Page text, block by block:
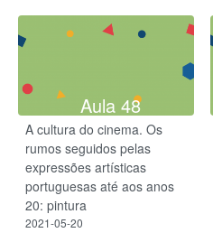
Aula 48
A cultura do cinema. Os
rumos seguidos pelas
expressões artísticas
portuguesas até aos anos
20: pintura
2021-05-20